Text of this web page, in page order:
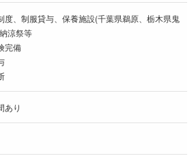
度、制服貸与、保養施設(千葉県鵜原、栃木県鬼
涼祭等
完備
あり